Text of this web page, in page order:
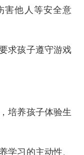
害他人等安全意
求孩子遵守游戏
培养孩子体验生
学习的主动性、